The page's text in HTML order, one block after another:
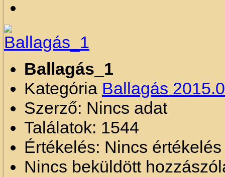
Ballagás_1
Kategória Ballagás
Szerző: Nincs adat
Találatok: 1544
Értékelés: Nincs
Nincs beküldött